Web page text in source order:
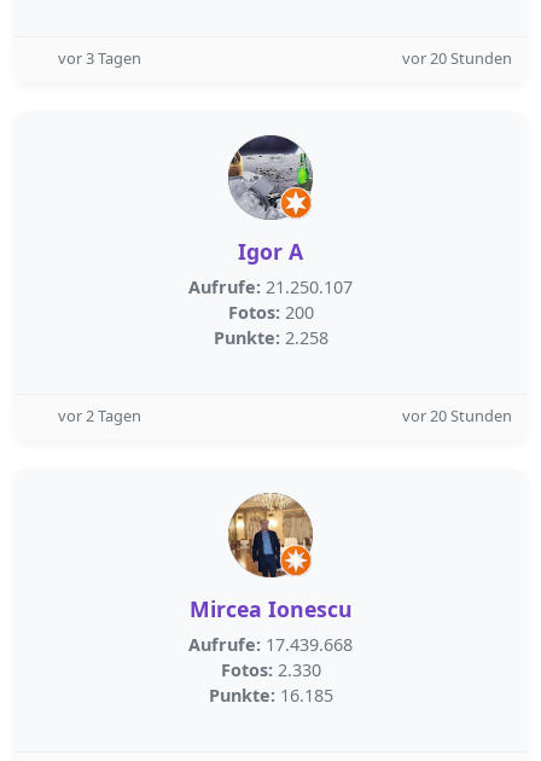
vor 3 Tagen vor 20 Stunden
Igor A
Aufrufe: 21.250.107
Fotos: 200
Punkte: 2.258
vor 2 Tagen vor 20 Stunden
Mircea Ionescu
Aufrufe: 17.439.668
Fotos: 2.330
Punkte: 16.185